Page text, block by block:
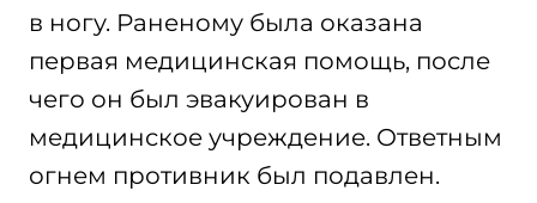
в ногу. Раненому была оказана
первая медицинская помощь, после
чего он был эвакуирован в
медицинское учреждение. Ответным
огнем противник был подавлен.